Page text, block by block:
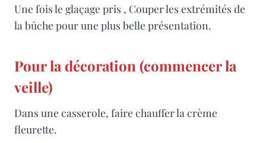
Une fois le glaçage pris , Couper les extrémités de
la bûche pour une plus belle présentation.
Pour la décoration (commencer la
veille)
Dans une casserole, faire chauffer la crème
fleurette.